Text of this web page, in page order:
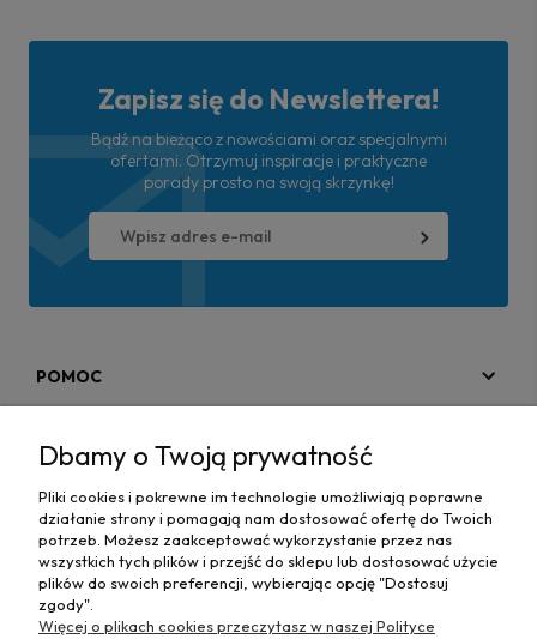
Zapisz się do Newslettera!
Bądź na bieżąco z nowościami oraz specjalnymi
ofertami. Otrzymuj inspiracje i praktyczne
porady prosto na swoją skrzynkę!
POMOC
MAPA STRONY
INFORMACJE
Dbamy o Twoją prywatność
Pliki cookies i pokrewne im technologie umożliwiają poprawne
działanie strony i pomagają nam dostosować ofertę do Twoich
potrzeb. Możesz zaakceptować wykorzystanie przez nas
wszystkich tych plików i przejść do sklepu lub dostosować użycie
plików do swoich preferencji, wybierając opcję "Dostosuj
zgody".
Więcej o plikach cookies przeczytasz w naszej Polityce